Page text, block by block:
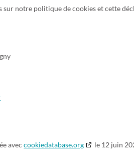
sur notre politique de cookies et cette
aveccookiedatabase.org le 12 juin